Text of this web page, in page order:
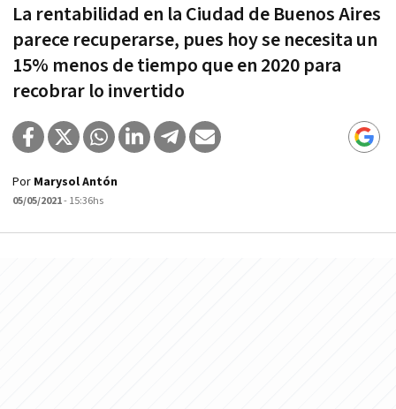
La rentabilidad en la Ciudad de Buenos Aires
parece recuperarse, pues hoy se necesita un
15% menos de tiempo que en 2020 para
recobrar lo invertido
Por Marysol Antón
05/05/2021- 15:36hs